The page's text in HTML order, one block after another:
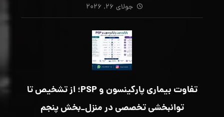
جولای ۲۶, ۲۰۲۶
تفاوت بیماری پارکینسون و PSP؛ از تشخیص تا
توانبخشی تخصصی در منزل_بخش پنجم